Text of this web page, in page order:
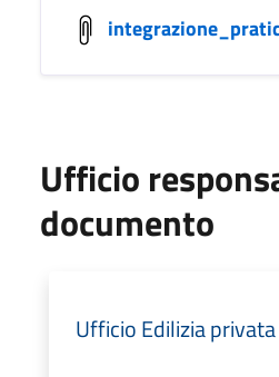
Ufficio
documento
Ufficio Edilizia privata